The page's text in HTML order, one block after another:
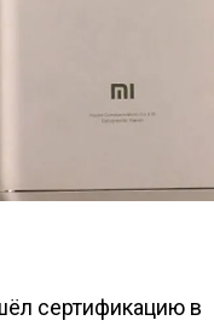
сертификацию в